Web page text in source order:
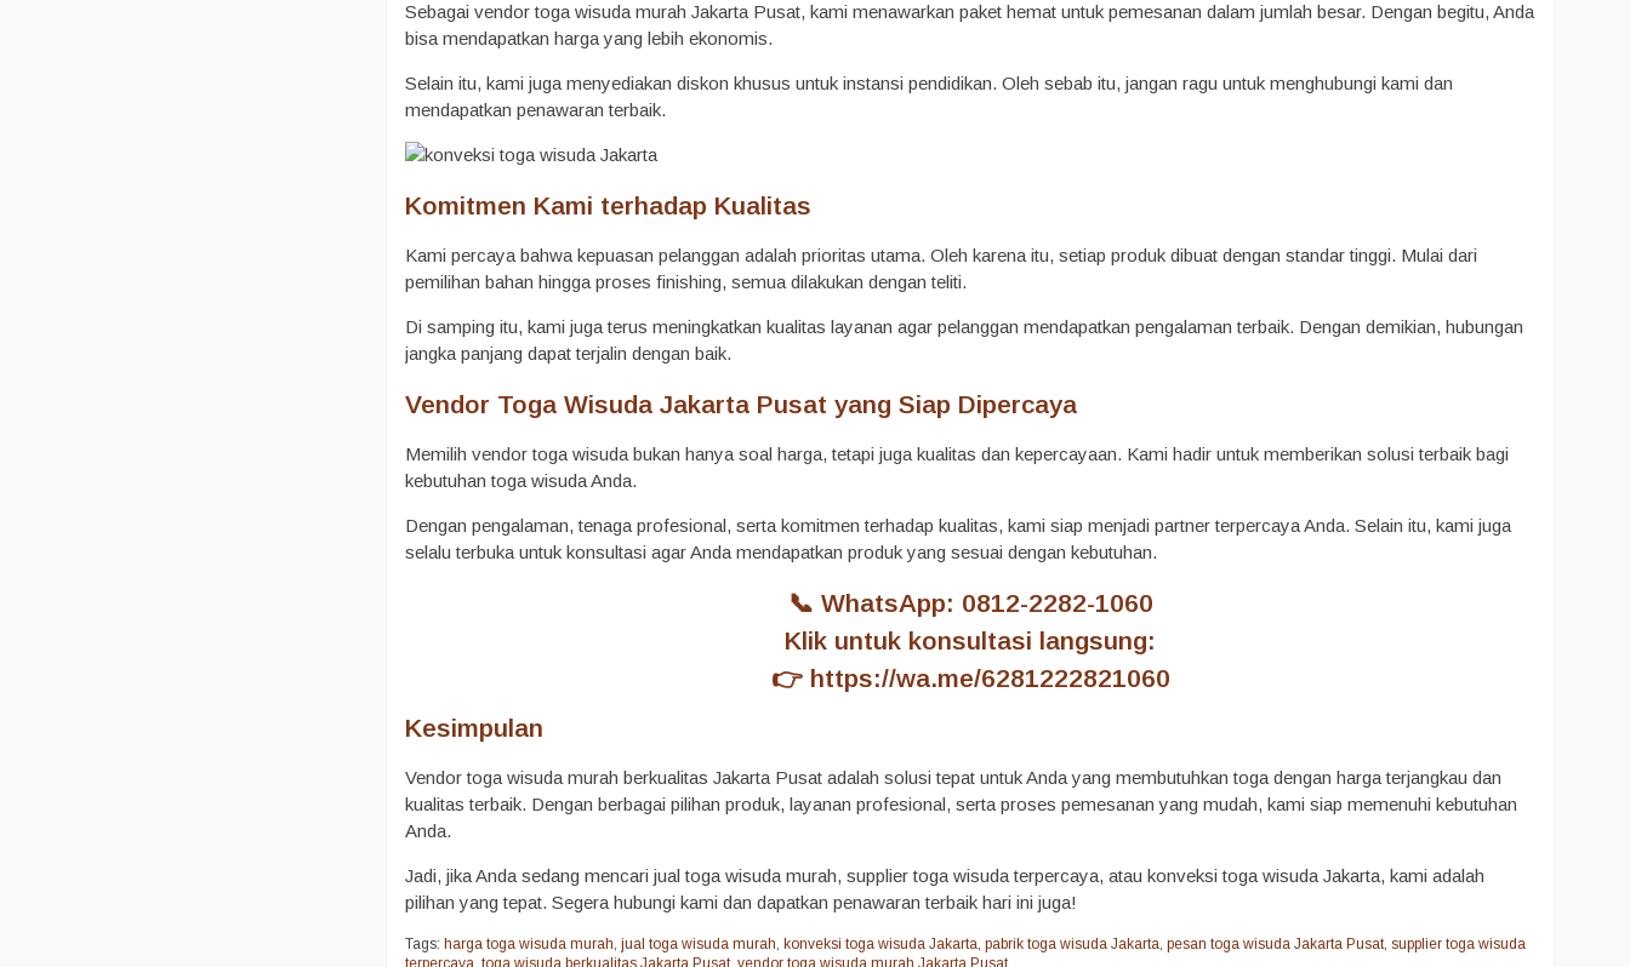
Sebagai vendor toga wisuda murah Jakarta Pusat, kami menawarkan paket hemat untuk pemesanan dalam jumlah besar. Dengan begitu, Anda
bisa mendapatkan harga yang lebih ekonomis.
Selain itu, kami juga menyediakan diskon khusus untuk instansi pendidikan. Oleh sebab itu, jangan ragu untuk menghubungi kami dan
mendapatkan penawaran terbaik.
Komitmen Kami terhadap Kualitas
Kami percaya bahwa kepuasan pelanggan adalah prioritas utama. Oleh karena itu, setiap produk dibuat dengan standar tinggi. Mulai dari
pemilihan bahan hingga proses finishing, semua dilakukan dengan teliti.
Di samping itu, kami juga terus meningkatkan kualitas layanan agar pelanggan mendapatkan pengalaman terbaik. Dengan demikian, hubungan
jangka panjang dapat terjalin dengan baik.
Vendor Toga Wisuda Jakarta Pusat yang Siap Dipercaya
Memilih vendor toga wisuda bukan hanya soal harga, tetapi juga kualitas dan kepercayaan. Kami hadir untuk memberikan solusi terbaik bagi
kebutuhan toga wisuda Anda.
Dengan pengalaman, tenaga profesional, serta komitmen terhadap kualitas, kami siap menjadi partner terpercaya Anda. Selain itu, kami juga
selalu terbuka untuk konsultasi agar Anda mendapatkan produk yang sesuai dengan kebutuhan.
📞 WhatsApp: 0812-2282-1060
Klik untuk konsultasi langsung:
👉 https://wa.me/6281222821060
Kesimpulan
Vendor toga wisuda murah berkualitas Jakarta Pusat adalah solusi tepat untuk Anda yang membutuhkan toga dengan harga terjangkau dan
kualitas terbaik. Dengan berbagai pilihan produk, layanan profesional, serta proses pemesanan yang mudah, kami siap memenuhi kebutuhan
Anda.
Jadi, jika Anda sedang mencari jual toga wisuda murah, supplier toga wisuda terpercaya, atau konveksi toga wisuda Jakarta, kami adalah
pilihan yang tepat. Segera hubungi kami dan dapatkan penawaran terbaik hari ini juga!
Tags: harga toga wisuda murah,jual toga wisuda murah, konveksi toga wisuda Jakarta,pabrik toga wisuda Jakarta,pesan toga wisuda Jakarta Pusat,supplier toga wisuda
terpercaya ,toga wisuda berkualitas Jakarta Pusat,vendor toga wisuda murah Jakarta Pusat